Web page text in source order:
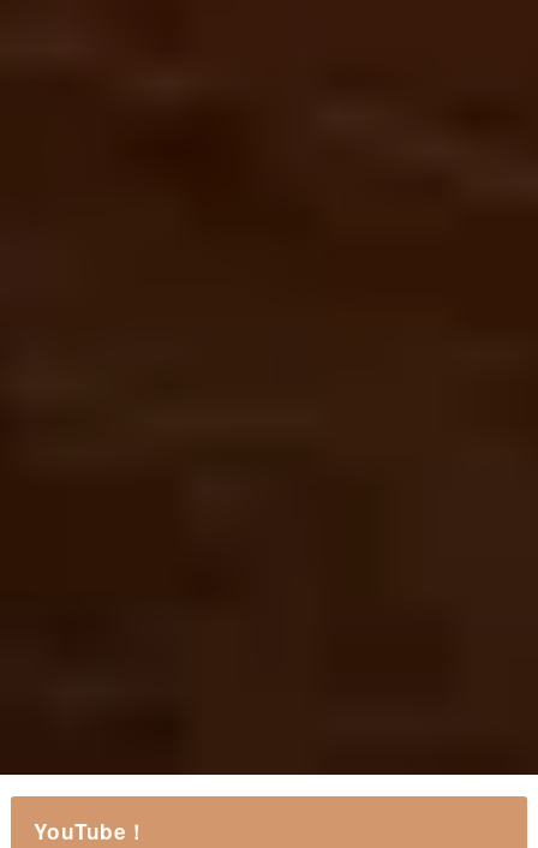
YouTube！